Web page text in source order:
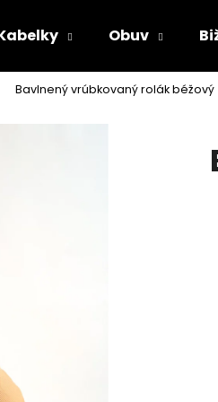
Obuv
Bavlnený vrúbkovaný rolák béžový
Čo potrebujete